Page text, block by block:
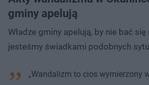
gminy apelują
Władze gminy apelują, by nie bać
jesteśmy świadkami podobnych
„Wandalizm to cios wymierzony